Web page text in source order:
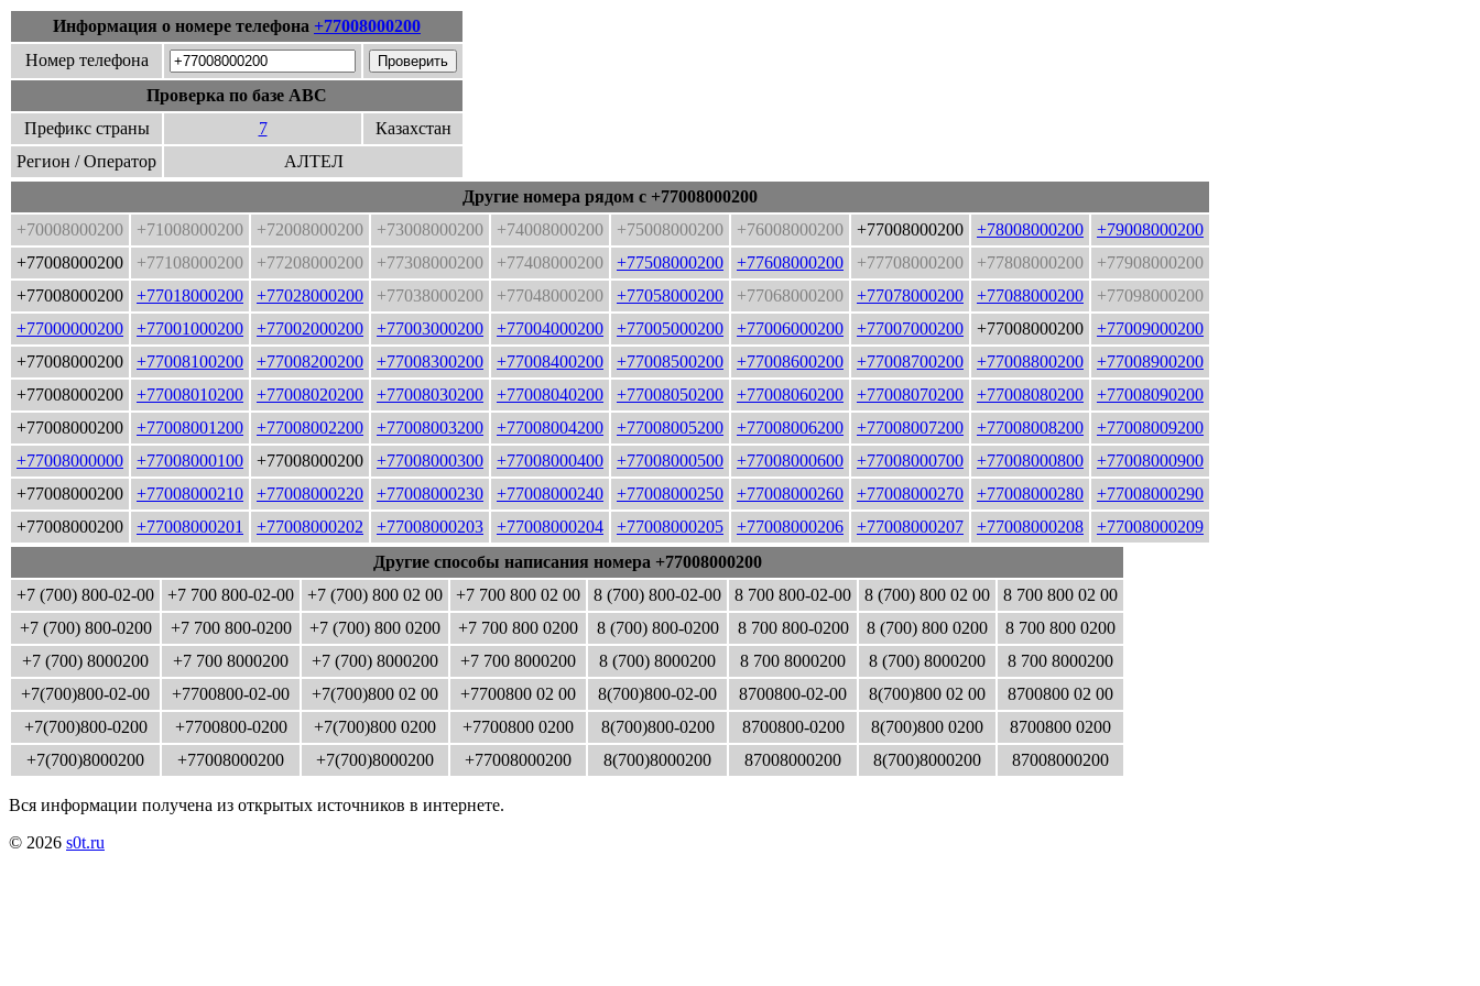
Информация о номере телефона +77008000200
Номер телефона
Проверка по базе ABC
Префикс страны
7
Казахстан
Регион / Оператор
АЛТЕЛ
Другие номера рядом с +77008000200
+70008000200
+71008000200 +72008000200 +73008000200 +74008000200 +75008000200 +76008000200 +77008000200 +78008000200
+79008000200
+77008000200
+77108000200 +77208000200 +77308000200 +77408000200 +77508000200 +77608000200 +77708000200 +77808000200
+77908000200
+77008000200
+77018000200 +77028000200 +77038000200 +77048000200 +77058000200 +77068000200 +77078000200 +77088000200
+77098000200
+77000000200
+77001000200 +77002000200 +77003000200 +77004000200 +77005000200 +77006000200 +77007000200 +77008000200
+77009000200
+77008000200
+77008100200 +77008200200 +77008300200 +77008400200 +77008500200 +77008600200 +77008700200 +77008800200
+77008900200
+77008000200
+77008010200 +77008020200 +77008030200 +77008040200 +77008050200 +77008060200 +77008070200 +77008080200
+77008090200
+77008000200
+77008001200 +77008002200 +77008003200 +77008004200 +77008005200 +77008006200 +77008007200 +77008008200
+77008009200
+77008000000
+77008000100 +77008000200 +77008000300 +77008000400 +77008000500 +77008000600 +77008000700 +77008000800
+77008000900
+77008000200
+77008000210 +77008000220 +77008000230 +77008000240 +77008000250 +77008000260 +77008000270 +77008000280
+77008000290
+77008000200
+77008000201 +77008000202 +77008000203 +77008000204 +77008000205 +77008000206 +77008000207 +77008000208
+77008000209
Другие способы написания номера +77008000200
+7 (700) 800-02-00
+7 700 800-02-00 +7 (700) 800 02 00 +7 700 800 02 00 8 (700) 800-02-00 8 700 800-02-00 8 (700) 800 02 00
8 700 800 02 00
+7 (700) 800-0200
+7 700 800-0200 +7 (700) 800 0200 +7 700 800 0200 8 (700) 800-0200 8 700 800-0200 8 (700) 800 0200
8 700 800 0200
+7 (700) 8000200
+7 700 8000200 +7 (700) 8000200 +7 700 8000200 8 (700) 8000200 8 700 8000200 8 (700) 8000200
8 700 8000200
+7(700)800-02-00
+7700800-02-00 +7(700)800 02 00 +7700800 02 00 8(700)800-02-00 8700800-02-00 8(700)800 02 00
8700800 02 00
+7(700)800-0200
+7700800-0200 +7(700)800 0200 +7700800 0200 8(700)800-0200 8700800-0200 8(700)800 0200
8700800 0200
+7(700)8000200
+77008000200 +7(700)8000200 +77008000200 8(700)8000200 87008000200 8(700)8000200 87008000200
Вся информации получена из открытых источников в интернете.
© 2026 s0t.ru